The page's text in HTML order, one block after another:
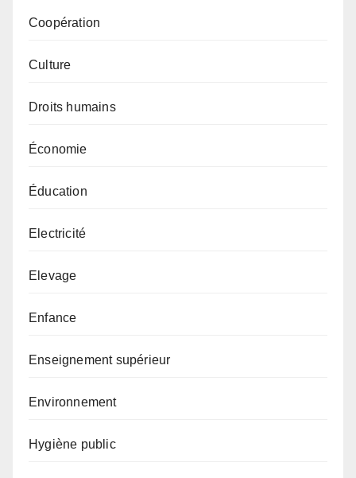
Coopération
Culture
Droits humains
Économie
Éducation
Electricité
Elevage
Enfance
Enseignement supérieur
Environnement
Hygiène public